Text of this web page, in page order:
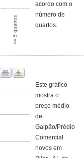
>= 5 quartos
acordo com o
número de
quartos.
Este gráfico
mostra o
preço médio
de
Galpão/Prédio
Comercial
novos em